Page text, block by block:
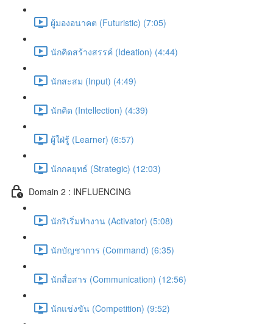
ผู้มองอนาคต (Futuristic) (7:05)
นักคิดสร้างสรรค์ (Ideation) (4:44)
นักสะสม (Input) (4:49)
นักคิด (Intellection) (4:39)
ผู้ใฝ่รู้ (Learner) (6:57)
นักกลยุทธ์ (Strategic) (12:03)
Domain 2 : INFLUENCING
นักริเริ่มทำงาน (Activator) (5:08)
นักบัญชาการ (Command) (6:35)
นักสื่อสาร (Communication) (12:56)
นักแข่งขัน (Competition) (9:52)